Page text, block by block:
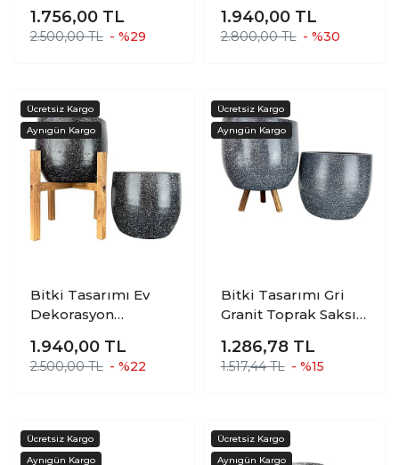
Çiçeklik İkili Set
Ayaksız - 3 Ayaklı- 19
1.756,00 TL
2.500,00 TL - %29
Çiçeklik İkili Set
Ayaksız - 4 Ayaklı- 19
1.940,00 TL
2.800,00 TL - %30
Bitki Tasarımı Ev
Dekorasyon
Granit Toprak Saksı
Saksılık Salon
CM
1.940,00 TL
2.500,00 TL - %22
Bitki Tasarımı Gri
Granit Toprak Saksı
Çiçeklik İkili Set
Ayaksız - 3 Ayaklı- 19
1.286,78 TL
1.517,44 TL - %15